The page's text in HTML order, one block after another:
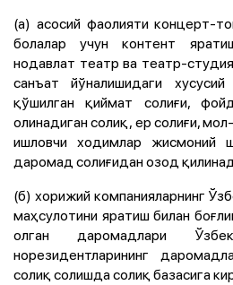
(а) асосий фаолияти концерт-
болалар учун контент
нодавлат театр ва театр-
санъат йўналишидаги
қўшилган қиймат солиғи,
олинадиган солиқ, ер солиғи,
ишловчи ходимлар жисмоний
даромад солиғидан озод
(б) хорижий компанияларнинг
маҳсулотини яратиш билан
олган даромадлари
норезидентларининг
солиқ солишда солиқ базасига